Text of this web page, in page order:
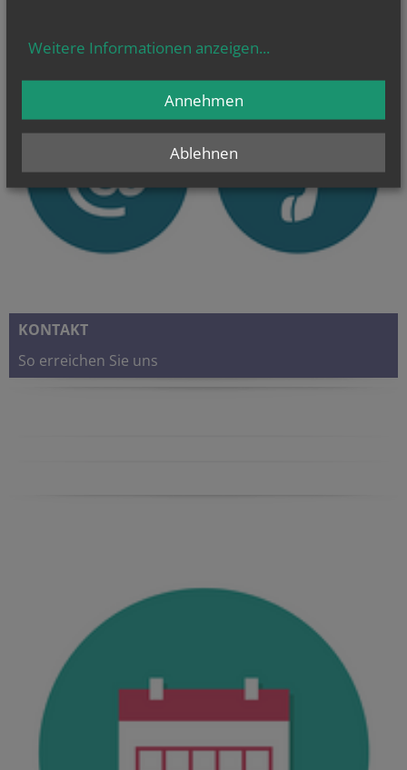
KONTAKT
So erreichen Sie uns
Weitere Informationen anzeigen...
Ablehnen
Annehmen